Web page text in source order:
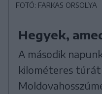
FOTÓ: FARKAS ORSOLYA
Hegyek,
A második
kilométeres